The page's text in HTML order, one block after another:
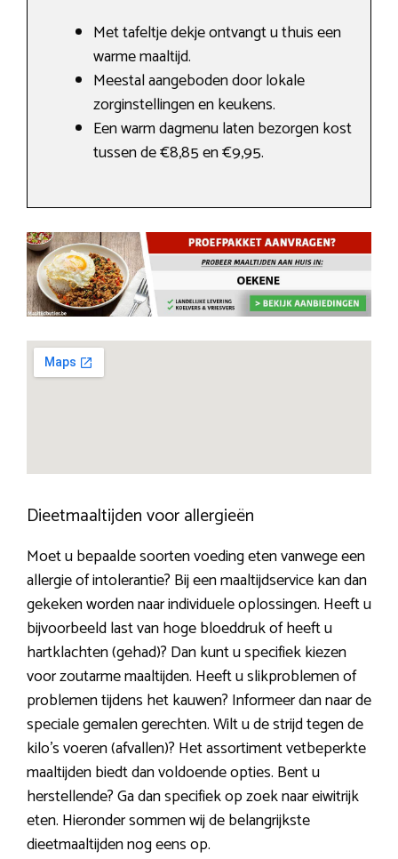
Met tafeltje dekje ontvangt u thuis een
warme maaltijd.
Meestal aangeboden door lokale
zorginstellingen en keukens.
Een warm dagmenu laten bezorgen kost
tussen de €8,85 en €9,95.
Dieetmaaltijden voor allergieën
Moet u bepaalde soorten voeding eten vanwege een
allergie of intolerantie? Bij een maaltijdservice kan dan
gekeken worden naar individuele oplossingen. Heeft u
bijvoorbeeld last van hoge bloeddruk of heeft u
hartklachten (gehad)? Dan kunt u specifiek kiezen
voor zoutarme maaltijden. Heeft u slikproblemen of
problemen tijdens het kauwen? Informeer dan naar de
speciale gemalen gerechten. Wilt u de strijd tegen de
kilo’s voeren (afvallen)? Het assortiment vetbeperkte
maaltijden biedt dan voldoende opties. Bent u
herstellende? Ga dan specifiek op zoek naar eiwitrijk
eten. Hieronder sommen wij de belangrijkste
dieetmaaltijden nog eens op.